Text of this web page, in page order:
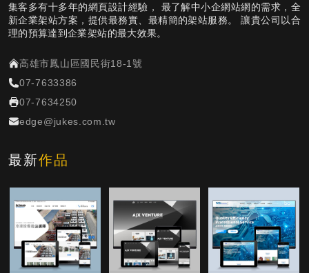
集客多有十多年的網頁設計經驗， 最了解中小企網站網的需求，全
新企業架站方案，提供最務實、最精簡的架站服務。 讓貴公司以合
理的預算達到企業架站的最大效果。
高雄市鳳山區國民街18-1號
07-7633386
07-7634250
edge@jukes.com.tw
最新作品